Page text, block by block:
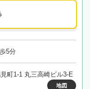
5分
町1-1 丸三高崎ビル3-E
地図